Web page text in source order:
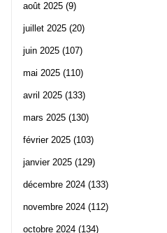
août 2025 (9)
juillet 2025 (20)
juin 2025 (107)
mai 2025 (110)
avril 2025 (133)
mars 2025 (130)
février 2025 (103)
janvier 2025 (129)
décembre 2024 (133)
novembre 2024 (112)
octobre 2024 (134)